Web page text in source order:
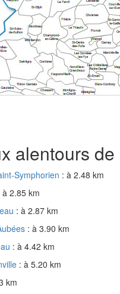
alentours
Symphorien : à 2.48 km
à 2.85 km
: à 2.87 km
: à 3.90 km
: à 4.42 km
: à 5.20 km
km